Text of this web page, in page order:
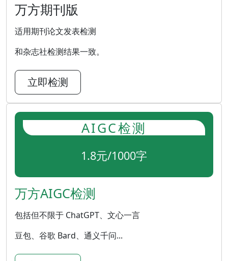
万方期刊版
适用期刊论文发表检测
和杂志社检测结果一致。
立即检测
AIGC检测
1.8元/1000字
万方AIGC检测
包括但不限于 ChatGPT、文心一言
豆包、谷歌 Bard、通义千问...